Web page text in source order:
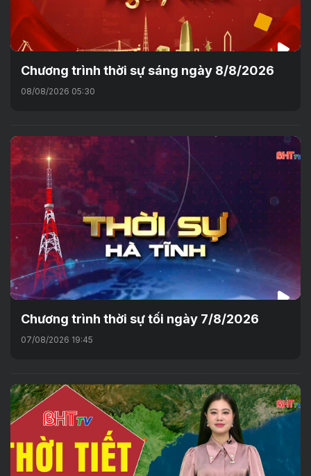
Chương trình thời sự sáng ngày 8/8/2026
08/08/2026 05:30
Chương trình thời sự tối ngày 7/8/2026
07/08/2026 19:45